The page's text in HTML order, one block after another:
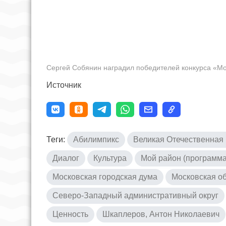
Сергей Собянин наградил победителей конкурса
Источник
Теги: Абилимпикс Великая Отечественная
Диалог Культура Мой район
Московская городская дума Московская
Северо-Западный административный округ
Ценность Шкаплеров, Антон Николаевич